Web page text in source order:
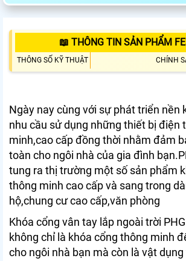
📖 THÔNG TIN SẢN PHẨM
THÔNG SỐ KỸ THUẬT CHÍNH
Ngày nay cùng với sự phát triển nền
nhu cầu sử dụng những thiết bị điện
minh,cao cấp đồng thời nhằm đảm
toàn cho ngôi nhà của gia đình
tung ra thị trường một số sản phẩm
thông minh cao cấp và sang trong
hộ,chung cư cao cấp,văn phòng
Khóa cổng vân tay lắp ngoài trời
không chỉ là khóa cổng thông minh
cho ngôi nhà bạn mà còn là vật